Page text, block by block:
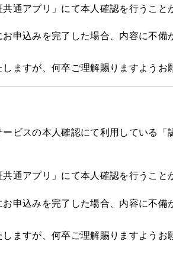
通アプリ」にて本人確認を行うこと
申込みを完了した場合、内容に不
ますが、何卒ご理解賜りますようお
ビスの本人確認にて利用している
通アプリ」にて本人確認を行うこと
申込みを完了した場合、内容に不
ますが、何卒ご理解賜りますようお